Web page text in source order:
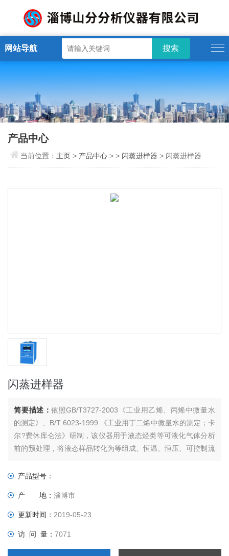
网站导航
产品中心
当前位置： 主页> 产品中心 > > 闪蒸进样器 > 闪蒸进样器
闪蒸进样器
简要描述：依照GB/T3727-2003《工业用乙烯、丙烯中微量水
的测定》、B/T 6023-1999 《工业用丁二烯中微量水的测定；卡
尔?费休库仑法》研制，该仪器用于液态烃类等可液化气体分析
前的预处理，将液态样品转化为等组成、恒温、恒压、可控制流
★乙烯、丙烯及丁烯各异构体中微量水的分析，配合库仑法微量
闪蒸进样器
产品型号：
产 地：淄博市
更新时间：2019-05-23
访 问 量：7071